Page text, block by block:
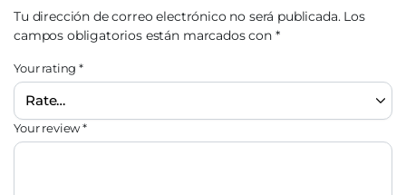
Tu dirección de correo electrónico no será publicada. Los
campos obligatorios están marcados con *
Your rating*
Your review*